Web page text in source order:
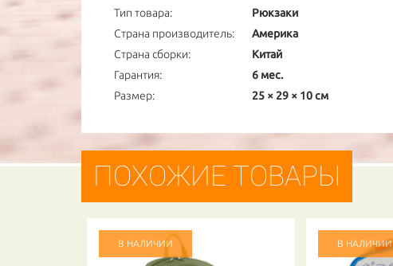
Тип товара:
Рюкзаки
Страна производитель:
Америка
Страна сборки:
Китай
Гарантия:
6 мес.
Размер:
25 × 29 × 10 см
ПОХОЖИЕ ТОВАРЫ
В НАЛИЧИИ В НАЛИЧИИ